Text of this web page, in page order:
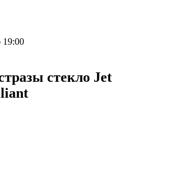
19:00
стекло Jet